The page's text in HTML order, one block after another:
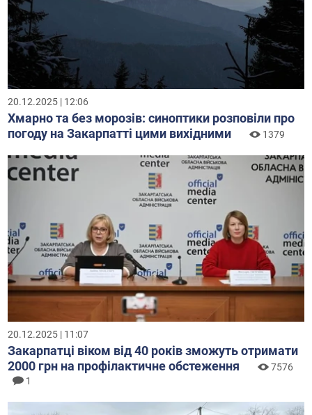
20.12.2025 | 12:06
Хмарно та без морозів: синоптики розповіли про
погоду на Закарпатті цими вихідними
1379
20.12.2025 | 11:07
Закарпатці віком від 40 років зможуть отримати
2000 грн на профілактичне обстеження
7576
1